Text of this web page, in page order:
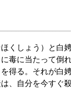
くしょう）と白
毒に当たって倒
得る。それが白
、自分を今すぐ